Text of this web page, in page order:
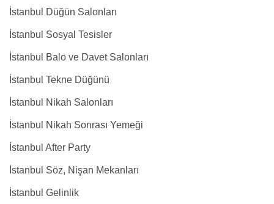
İstanbul Düğün Salonları
İstanbul Sosyal Tesisler
İstanbul Balo ve Davet Salonları
İstanbul Tekne Düğünü
İstanbul Nikah Salonları
İstanbul Nikah Sonrası Yemeği
İstanbul After Party
İstanbul Söz, Nişan Mekanları
İstanbul Gelinlik